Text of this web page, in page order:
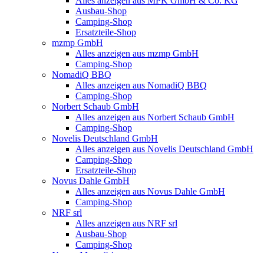
Ausbau-Shop
Camping-Shop
Ersatzteile-Shop
mzmp GmbH
Alles anzeigen aus mzmp GmbH
Camping-Shop
NomadiQ BBQ
Alles anzeigen aus NomadiQ BBQ
Camping-Shop
Norbert Schaub GmbH
Alles anzeigen aus Norbert Schaub GmbH
Camping-Shop
Novelis Deutschland GmbH
Alles anzeigen aus Novelis Deutschland GmbH
Camping-Shop
Ersatzteile-Shop
Novus Dahle GmbH
Alles anzeigen aus Novus Dahle GmbH
Camping-Shop
NRF srl
Alles anzeigen aus NRF srl
Ausbau-Shop
Camping-Shop